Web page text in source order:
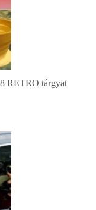
RETRO tárgyat